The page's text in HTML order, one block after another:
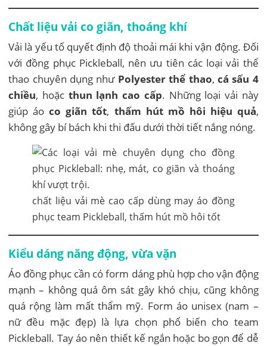
Chất liệu vải co giãn, thoáng khí
Vải là yếu tố quyết định độ thoải mái khi vận động. Đối
với đồng phục Pickleball, nên ưu tiên các loại vải thể
thao chuyên dụng như Polyester thể thao, cá sấu 4
chiều, hoặc thun lạnh cao cấp. Những loại vải này
giúp áoco giãn tốt, thấm hút mồ hôi hiệu quả,
không gây bí bách khi thi đấu dưới thời tiết nắng nóng.
chất liệu vải mè cao cấp dùng may áo đồng
phục team Pickleball, thấm hút mồ hôi tốt
Kiểu dáng năng động, vừa vặn
Áo đồng phục cần có form dáng phù hợp cho vận động
mạnh – không quá ôm sát gây khó chịu, cũng không
quá rộng làm mất thẩm mỹ. Form áo unisex (nam –
nữ đều mặc đẹp) là lựa chọn phổ biến cho team
Pickleball. Tay áo nên thiết kế ngắn hoặc bo gọn để dễ